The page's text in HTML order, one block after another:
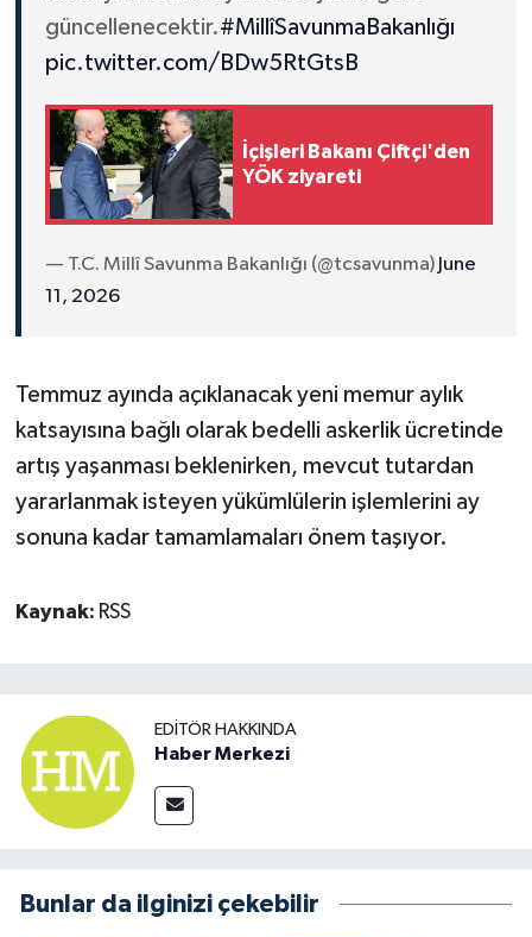
güncellenecektir.#MillîSavunmaBakanlığı
pic.twitter.com/BDw5RtGtsB
İçişleri Bakanı Çiftçi'den
YÖK ziyareti
— T.C. Millî Savunma Bakanlığı (@tcsavunma) June
11, 2026
Temmuz ayında açıklanacak yeni memur aylık
katsayısına bağlı olarak bedelli askerlik ücretinde
artış yaşanması beklenirken, mevcut tutardan
yararlanmak isteyen yükümlülerin işlemlerini ay
sonuna kadar tamamlamaları önem taşıyor.
Kaynak: RSS
EDITÖR HAKKINDA
Haber Merkezi
Bunlar da ilginizi çekebilir